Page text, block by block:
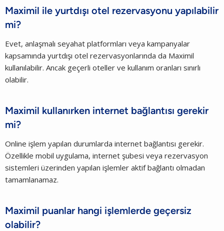
Maximil ile yurtdışı otel rezervasyonu yapılabilir
mi?
Evet, anlaşmalı seyahat platformları veya kampanyalar
kapsamında yurtdışı otel rezervasyonlarında da Maximil
kullanılabilir. Ancak geçerli oteller ve kullanım oranları sınırlı
olabilir.
Maximil kullanırken internet bağlantısı gerekir
mi?
Online işlem yapılan durumlarda internet bağlantısı gerekir.
Özellikle mobil uygulama, internet şubesi veya rezervasyon
sistemleri üzerinden yapılan işlemler aktif bağlantı olmadan
tamamlanamaz.
Maximil puanlar hangi işlemlerde geçersiz
olabilir?